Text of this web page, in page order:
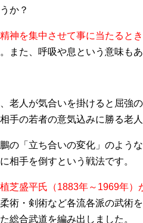
か？
精神を集中させて事に当たると
また、呼吸や息という意味もあ
、老人が気合いを掛けると屈強
手の若者の意気込みに勝る老
の「立ち合いの変化」のよう
相手を倒すという戦法です。
芝盛平氏（1883年～1969年
術・剣術など各流各派の武術
総合武道を編み出しました。